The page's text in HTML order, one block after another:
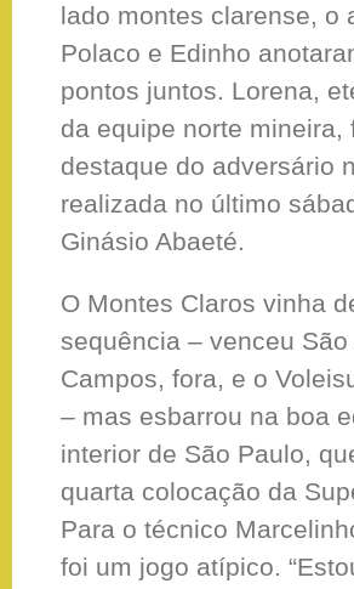
lado montes clarense, o
Polaco e Edinho
pontos juntos. Lorena,
da equipe norte mineira,
destaque do adversário
realizada no último
Ginásio Abaeté.
O Montes Claros vinha
sequência – venceu
Campos, fora, e o
– mas esbarrou na boa
interior de São Paulo,
quarta colocação da
Para o técnico
foi um jogo atípico.